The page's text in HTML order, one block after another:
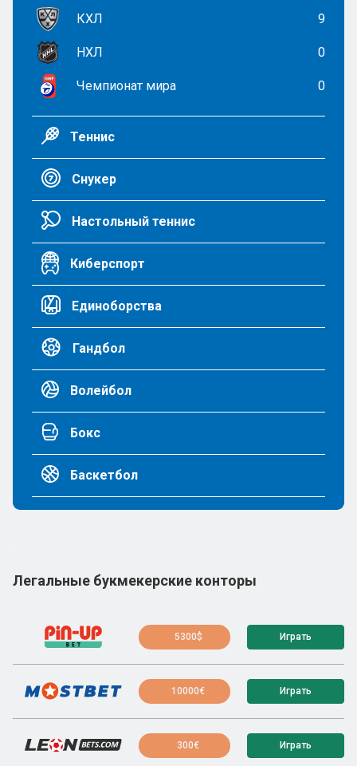
КХЛ 9
НХЛ 0
Чемпионат мира 0
Теннис
Снукер
Настольный теннис
Киберспорт
Единоборства
Гандбол
Волейбол
Бокс
Баскетбол
Легальные букмекерские конторы
5300$ Играть
10000€ Играть
300€ Играть